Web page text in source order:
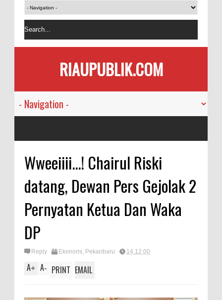
RIAUPUBLIK.COM
Wweeiiii...! Chairul Riski
datang, Dewan Pers Gejolak 2
Pernyatan Ketua Dan Waka
DP
Reply Ekonomi, Pekanbaru 14.12.00
A+ A- PRINT EMAIL